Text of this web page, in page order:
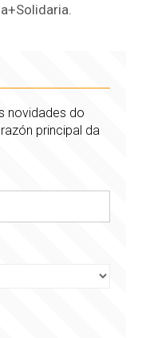
novidades do
principal da